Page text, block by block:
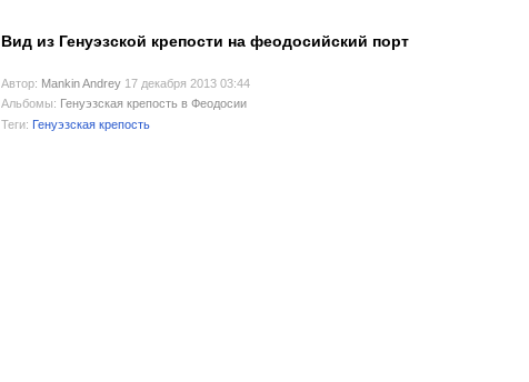
Вид из Генуэзской крепости на феодосийский порт
Автор: Mankin Andrey 17 декабря 2013 03:44
Альбомы: Генуэзская крепость в Феодосии
Теги: Генуэзская крепость